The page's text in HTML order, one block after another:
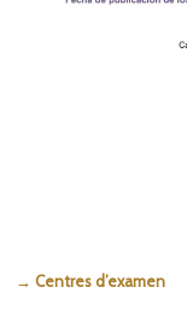
→ Centres d’examen